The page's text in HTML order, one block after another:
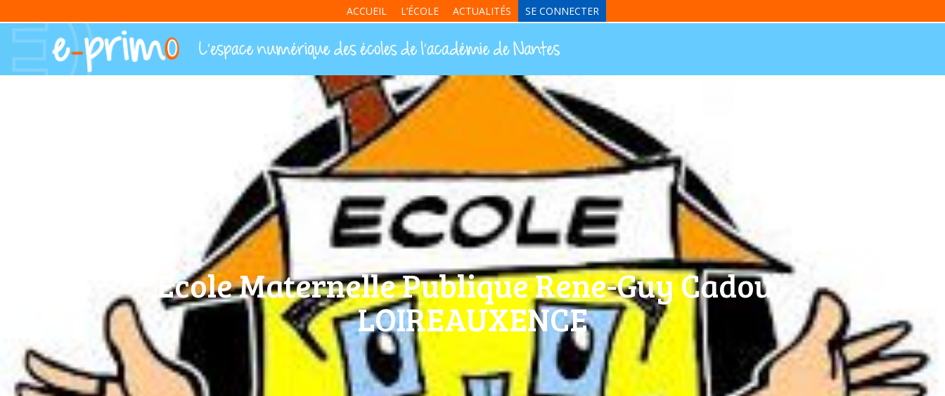
ACCUEIL L’ÉCOLE ACTUALITÉS SE CONNECTER
Ecole Maternelle Publique Rene-Guy Cadou -
LOIREAUXENCE